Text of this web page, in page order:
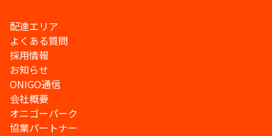
配達エリア
よくある質問
採用情報
お知らせ
ONIGO通信
会社概要
オニゴーパーク
協業パートナー